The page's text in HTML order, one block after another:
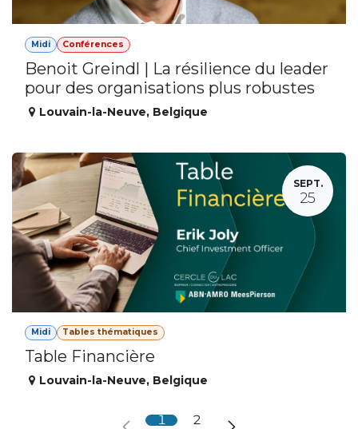
Midi Conférences
Benoit Greindl | La résilience du leader
pour des organisations plus robustes
Louvain-la-Neuve, Belgique
SEPT.
25
Midi Tables thématiques
Table Financière
Louvain-la-Neuve, Belgique
1 2